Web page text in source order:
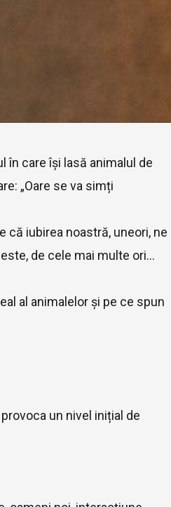
în care își lasă animalul de
„Oare se va simți
că iubirea noastră, uneori, ne
de cele mai multe ori...
al animalelor și pe ce spun
un nivel inițial de